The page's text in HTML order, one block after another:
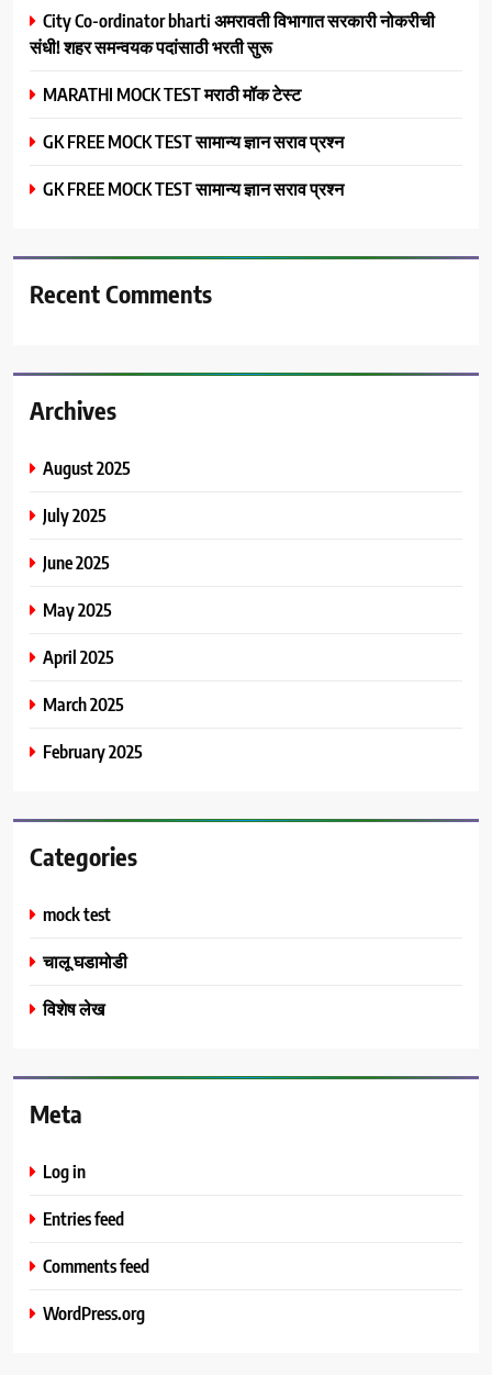
City Co-ordinator bharti अमरावती विभागात सरकारी नोकरीची
संधी! शहर समन्वयक पदांसाठी भरती सुरू
MARATHI MOCK TEST मराठी मॉक टेस्ट
GK FREE MOCK TEST सामान्य ज्ञान सराव प्रश्न
GK FREE MOCK TEST सामान्य ज्ञान सराव प्रश्न
Recent Comments
Archives
August 2025
July 2025
June 2025
May 2025
April 2025
March 2025
February 2025
Categories
mock test
चालू घडामोडी
विशेष लेख
Meta
Log in
Entries feed
Comments feed
WordPress.org